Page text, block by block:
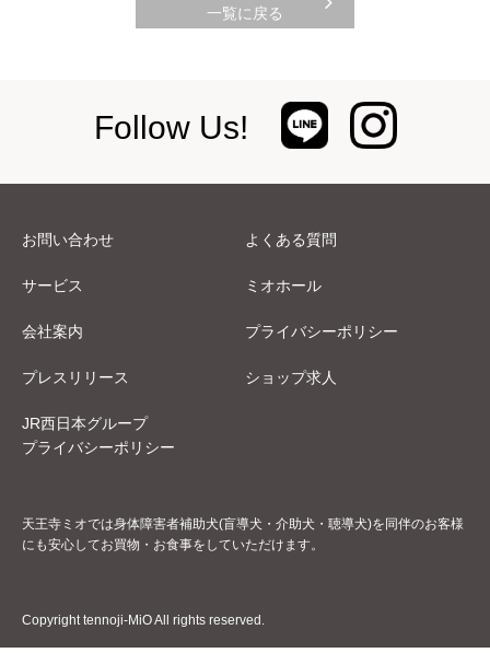
一覧に戻る
Follow Us!
お問い合わせ よくある質問
サービス ミオホール
会社案内 プライバシーポリシー
プレスリリース ショップ求人
JR西日本グループ
プライバシーポリシー
天王寺ミオでは身体障害者補助犬(盲導犬・介助犬・聴導犬)を同伴のお客様
にも安心してお買物・お食事をしていただけます。
Copyright tennoji-MiO All rights reserved.